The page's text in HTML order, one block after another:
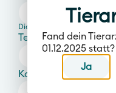
Die Email Adresse muss
Telefonnummer
Kontakt
Fand dein
01.12.2025 statt?
Ja